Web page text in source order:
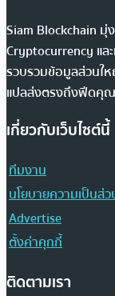
Siam Blockchain มุ่
Cryptocurrency แล
รวบรวมข้อมูลส่วนให
แปลส่งตรงถึงฟีดคุณ
เกี่ยวกับเว็บไซต์นี้
ทีมงาน
นโยบายความเป็นส่
Advertise
ตั้งค่าคุกกี้
ติดตามเรา